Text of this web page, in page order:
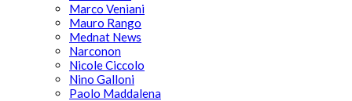
Marco Veniani
Mauro Rango
Mednat News
Narconon
Nicole Ciccolo
Nino Galloni
Paolo Maddalena